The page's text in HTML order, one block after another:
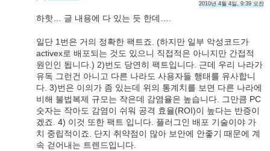
2010년 4월 4일, 9:39 오전
하핫… 글 내용에 다 있는 듯 한데….
일단 1번은 거의 정확한 팩트죠. (하지만 일부 악성코드가
activex로 배포되는 것도 있으니 직접적은 아니지만 간접적
원인인 됩니다.) 2)번도 당연히 팩트입니다. 근데 우리 나라가
유독 그런건 아니고 다른 나라도 사용자들 행태를 유사합니
다. 3)번은 이의가 좀 있는데 위의 통계치를 보면 다른 나라에
비해 불법복제 규모는 작은데 감염율은 높습니다. 그만큼 PC
숫자는 작아도 감염이 쉬워 공격 효율(ROI)이 높다는 반증이
겠죠. 4) 이것 또한 팩트 입니다. 플러그인 배포 기술이야 가
치 중립적이죠. 단지 취약점이 많아 보안에 안좋기 때문에 계
속 걷어내는 트렌드입니다.